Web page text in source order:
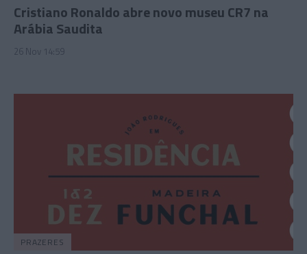
Cristiano Ronaldo abre novo museu CR7 na
Arábia Saudita
26 Nov 14:59
PRAZERES